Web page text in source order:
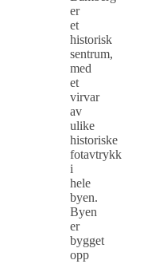
er
et
historisk
sentrum,
med
et
virvar
av
ulike
historiske
fotavtrykk
i
hele
byen.
Byen
er
bygget
opp